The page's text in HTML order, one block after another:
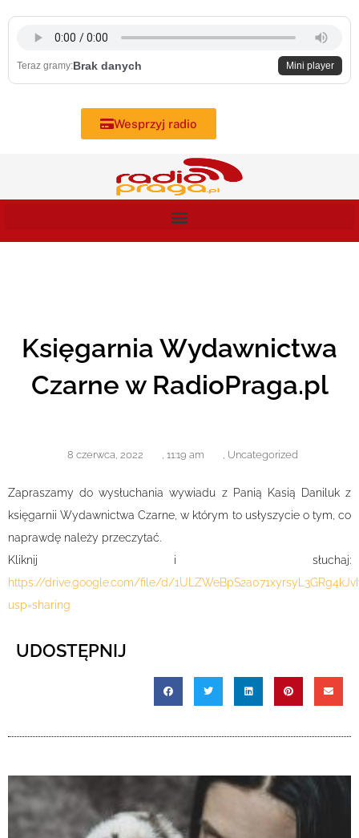
content
Teraz gramy:Brak danych Mini player
Wesprzyj radio
Księgarnia Wydawnictwa
Czarne w RadioPraga.pl
8 czerwca, 2022 , 11:19 am , Uncategorized
Zapraszamy do wysłuchania wywiadu z Panią Kasią Daniluk z
księgarnii Wydawnictwa Czarne, w którym to usłyszycie o tym, co
naprawdę należy przeczytać.
Kliknij i słuchaj:
https://drive.google.com/file/d/
usp=sharing
UDOSTĘPNIJ